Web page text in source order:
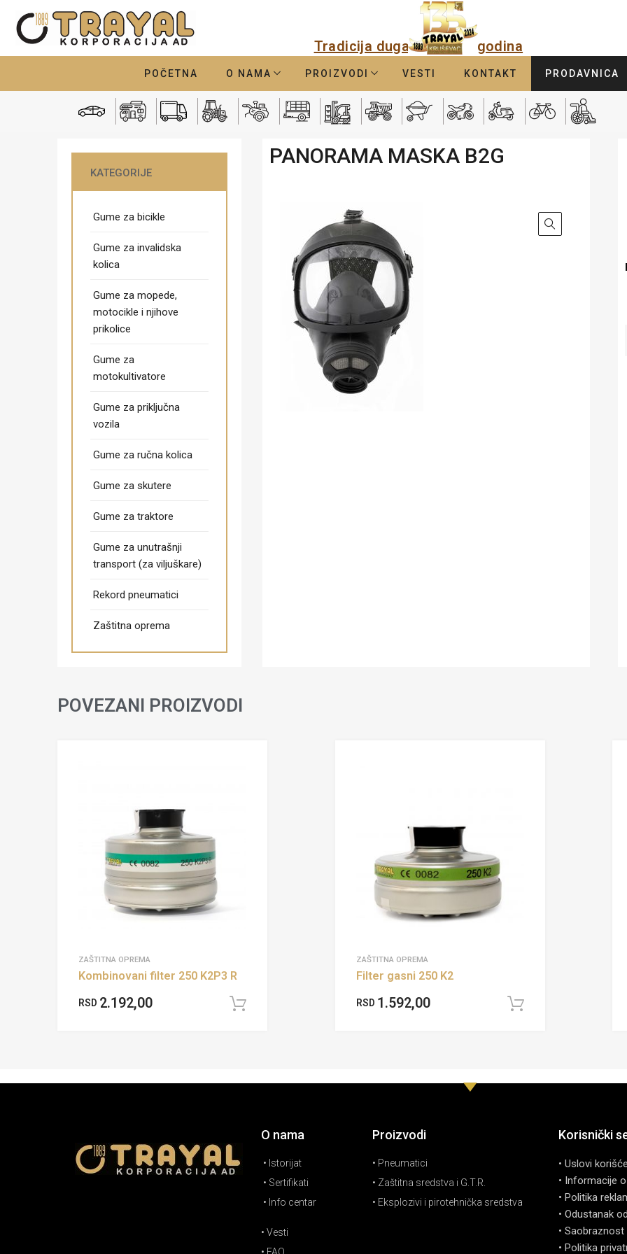
Tradicija duga godina
POČETNA O NAMA PROIZVODI VESTI KONTAKT PRODAVNICA
KATEGORIJE
Gume za bicikle
Gume za invalidska
kolica
Gume za mopede,
motocikle i njihove
prikolice
Gume za
motokultivatore
Gume za priključna
vozila
Gume za ručna kolica
Gume za skutere
Gume za traktore
Gume za unutrašnji
transport (za viljuškare)
Rekord pneumatici
Zaštitna oprema
PANORAMA MASKA B2G
POVEZANI PROIZVODI
ZAŠTITNA OPREMA
Kombinovani filter 250 K2P3 R
RSD 2.192,00
ZAŠTITNA OPREMA
Filter gasni 250 K2
RSD 1.592,00
O nama
• Istorijat
• Sertifikati
• Info centar
• Vesti
• FAQ
Proizvodi
• Pneumatici
• Zaštitna sredstva i G.T.R.
• Eksplozivi i pirotehnička sredstva
Korisnički
• Uslovi
• Informacije
• Politika
• Odustanak
• Saobraznost
• Politika